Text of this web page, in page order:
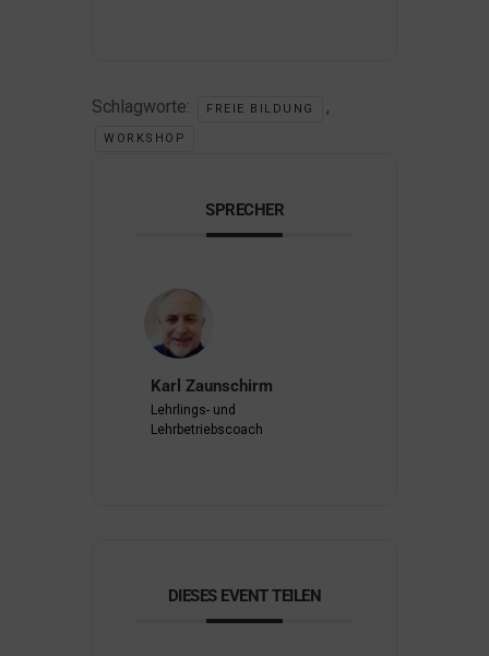
Schlagworte: FREIE BILDUNG ,
WORKSHOP
SPRECHER
Karl Zaunschirm
Lehrlings- und
Lehrbetriebscoach
DIESES EVENT TEILEN